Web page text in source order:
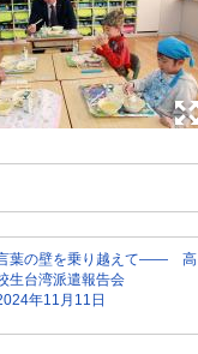
葉の壁を乗り越えて—— 高
生台湾派遣報告会
年11月11日